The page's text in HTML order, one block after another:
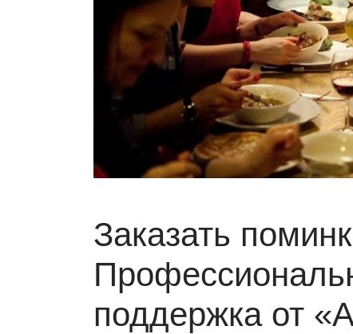
Заказать
поддержка от